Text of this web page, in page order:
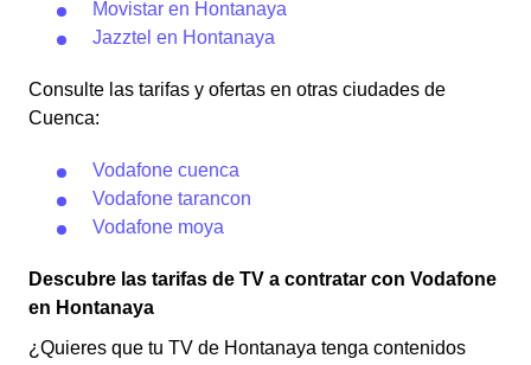
Movistar en Hontanaya
Jazztel en Hontanaya
Consulte las tarifas y ofertas en otras ciudades de
Cuenca:
Vodafone cuenca
Vodafone tarancon
Vodafone moya
Descubre las tarifas de TV a contratar con Vodafone
en Hontanaya
¿Quieres que tu TV de Hontanaya tenga contenidos